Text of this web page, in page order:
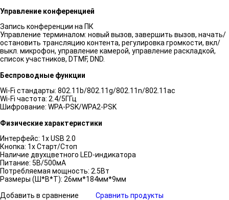
Управление конференцией
Запись конференции на ПК
Управление терминалом: новый вызов, завершить вызов, начать/
остановить трансляцию контента, регулировка громкости, вкл/
выкл. микрофон, управление камерой, управление раскладкой,
список участников, DTMF, DND.
Беспроводные функции
Wi-Fi стандарты: 802.11b/802.11g/802.11n/802.11ac
Wi-Fi частота: 2.4/5ГГц
Шифрование: WPA-PSK/WPA2-PSK
Физические характеристики
Интерфейс: 1х USB 2.0
Кнопка: 1х Старт/Стоп
Наличие двухцветного LED-индикатора
Питание: 5В/500мА
Потребляемая мощность: 2.5Вт
Размеры (Ш*В*Т): 26мм*184мм*9мм
Добавить в сравнение
Сравнить продукты